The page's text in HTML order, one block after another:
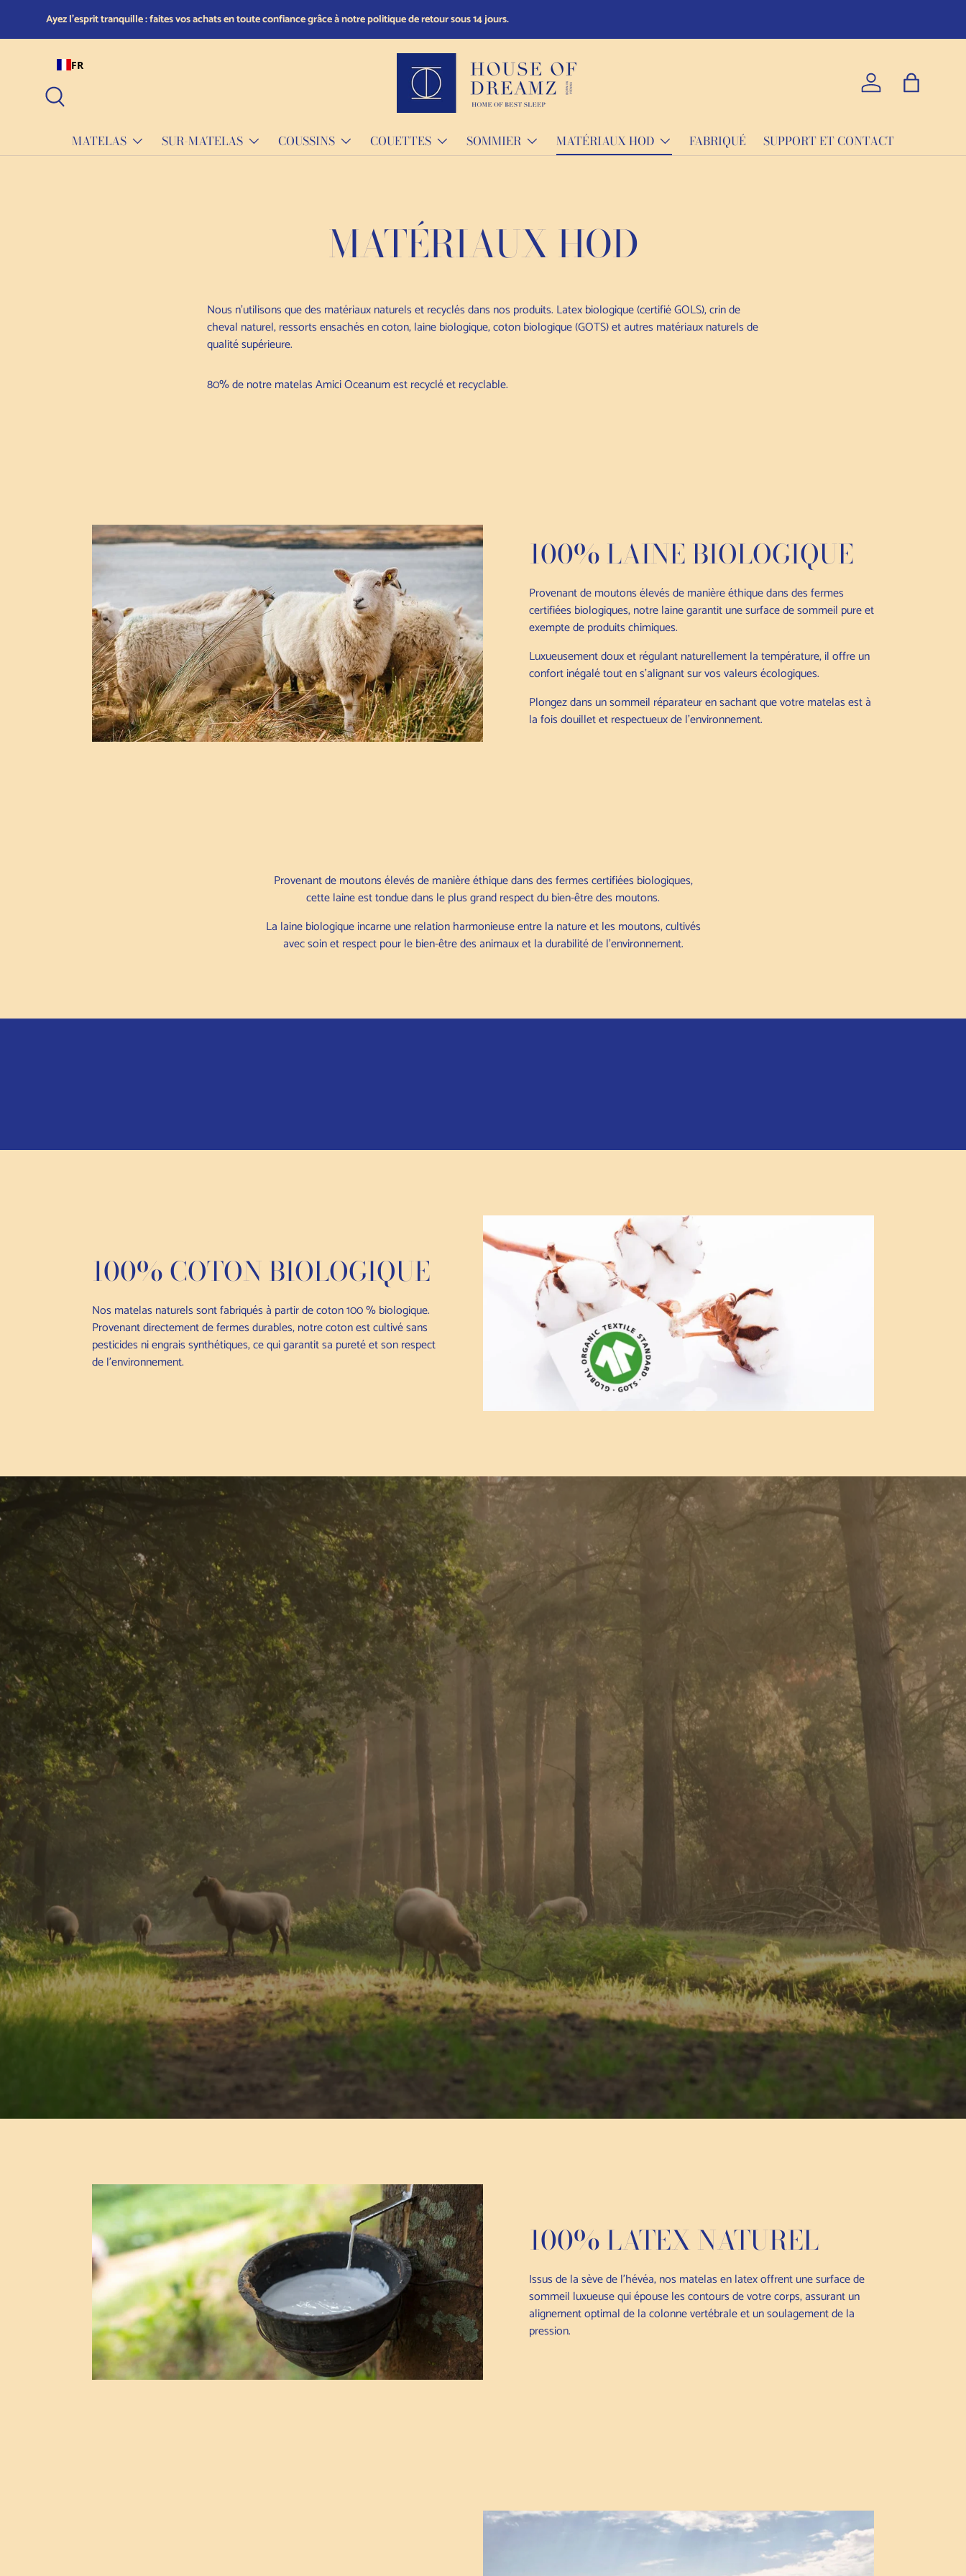
Skip to content
SITUÉ À Ferlach 9170,
, AUTRICHE, ET LIVRAISON DANS LE MONDE ENTIER !
FR
Se connecter
Sac
MATELAS SUR-MATELAS COUSSINS COUETTES SOMMIER MATÉRIAUX HOD FABRIQUÉ SUPPORT ET CONTACT
MATÉRIAUX HOD
Nous n'utilisons que des matériaux naturels et recyclés dans nos produits. Latex biologique (certifié GOLS), crin de
cheval naturel, ressorts ensachés en coton, laine biologique, coton biologique (GOTS) et autres matériaux naturels de
qualité supérieure.
80% de notre matelas Amici Oceanum est recyclé et recyclable.
100% LAINE BIOLOGIQUE
Provenant de moutons élevés de manière éthique dans des fermes
certifiées biologiques, notre laine garantit une surface de sommeil pure et
exempte de produits chimiques.
Luxueusement doux et régulant naturellement la température, il offre un
confort inégalé tout en s'alignant sur vos valeurs écologiques.
Plongez dans un sommeil réparateur en sachant que votre matelas est à
la fois douillet et respectueux de l'environnement.
Provenant de moutons élevés de manière éthique dans des fermes certifiées biologiques,
cette laine est tondue dans le plus grand respect du bien-être des moutons.
La laine biologique incarne une relation harmonieuse entre la nature et les moutons, cultivés
avec soin et respect pour le bien-être des animaux et la durabilité de l'environnement.
100% COTON BIOLOGIQUE
Nos matelas naturels sont fabriqués à partir de coton 100 % biologique.
Provenant directement de fermes durables, notre coton est cultivé sans
pesticides ni engrais synthétiques, ce qui garantit sa pureté et son respect
de l'environnement.
100% LATEX NATUREL
Issus de la sève de l'hévéa, nos matelas en latex offrent une surface de
sommeil luxueuse qui épouse les contours de votre corps, assurant un
alignement optimal de la colonne vertébrale et un soulagement de la
pression.